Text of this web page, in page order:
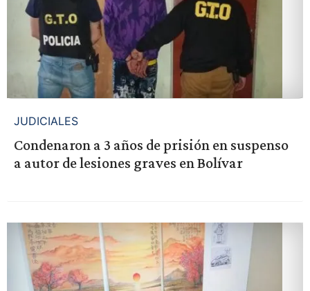
JUDICIALES
Condenaron a 3 años de prisión en suspenso
a autor de lesiones graves en Bolívar